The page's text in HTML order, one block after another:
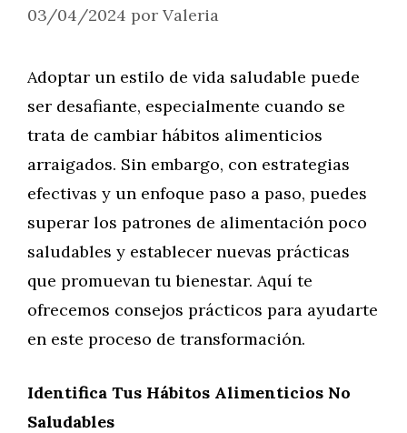
03/04/2024 por Valeria
Adoptar un estilo de vida saludable puede
ser desafiante, especialmente cuando se
trata de cambiar hábitos alimenticios
arraigados. Sin embargo, con estrategias
efectivas y un enfoque paso a paso, puedes
superar los patrones de alimentación poco
saludables y establecer nuevas prácticas
que promuevan tu bienestar. Aquí te
ofrecemos consejos prácticos para ayudarte
en este proceso de transformación.
Identifica Tus Hábitos Alimenticios No
Saludables